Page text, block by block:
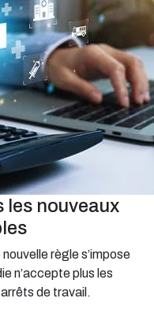
les nouveaux
règle s’impose
n’accepte plus les
de travail.